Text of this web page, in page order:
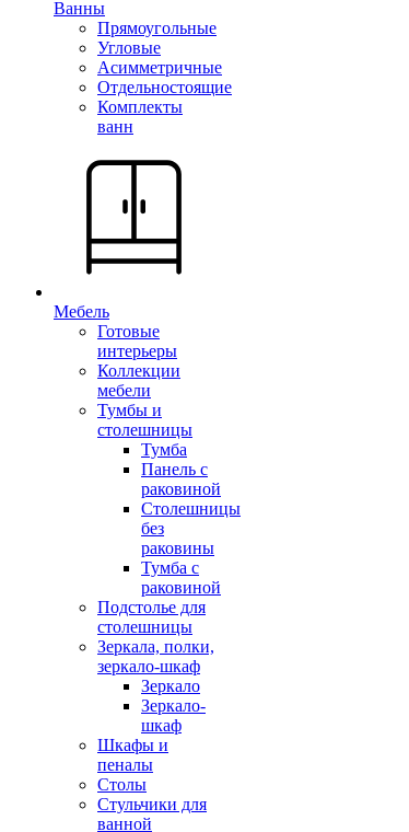
Ванны
Прямоугольные
Угловые
Асимметричные
Отдельностоящие
Комплекты
ванн
Мебель
Готовые
интерьеры
Коллекции
мебели
Тумбы и
столешницы
Тумба
Панель с
раковиной
Столешницы
без
раковины
Тумба с
раковиной
Подстолье для
столешницы
Зеркала, полки,
зеркало-шкаф
Зеркало
Зеркало-
шкаф
Шкафы и
пеналы
Столы
Стульчики для
ванной